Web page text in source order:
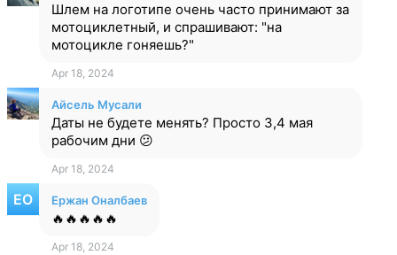
Шлем на логотипе очень часто принимают за
мотоциклетный, и спрашивают: "на
мотоцикле гоняешь?"
Apr 18, 2024
Айсель Мусали
Даты не будете менять? Просто 3,4 мая
рабочим дни 😕
Apr 18, 2024
Ержан Оналбаев
🔥🔥🔥🔥🔥
Apr 18, 2024